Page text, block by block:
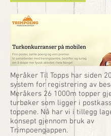
Meråker Til Topps har siden
system for registrering av
Meråkers 26 1000m topper
turbøker som ligger i
toppene. Nå har vi i tillegg
konsept gjennom bruk av
Trimpoengappen.